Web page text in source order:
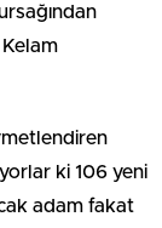
Kelam
ki 106 yeni
adam fakat